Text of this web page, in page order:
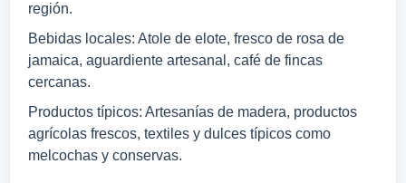
región.
Bebidas locales: Atole de elote, fresco de rosa de
jamaica, aguardiente artesanal, café de fincas
cercanas.
Productos típicos: Artesanías de madera, productos
agrícolas frescos, textiles y dulces típicos como
melcochas y conservas.